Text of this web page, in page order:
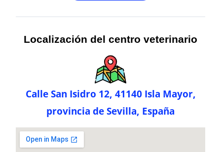
Localización del centro veterinario
Calle San Isidro 12, 41140 Isla Mayor,
provincia de Sevilla, España